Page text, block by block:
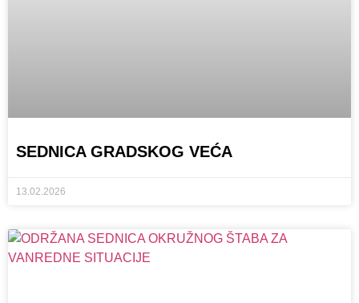
SEDNICA GRADSKOG VEĆA
13.02.2026